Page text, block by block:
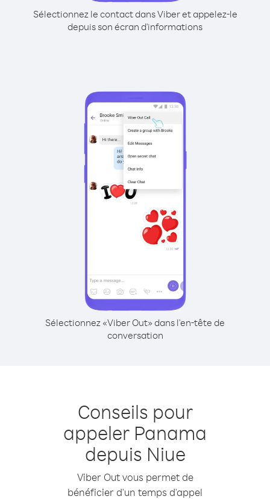
Sélectionnez le contact dans Viber et appelez-le
depuis son écran d'informations
Sélectionnez «Viber Out» dans l'en-tête de
conversation
Conseils pour
appeler Panama
depuis Niue
Viber Out vous permet de
bénéficier d'un temps d'appel